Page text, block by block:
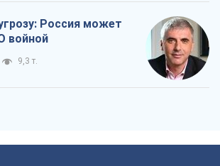
Россия может
войной
9,3 т.